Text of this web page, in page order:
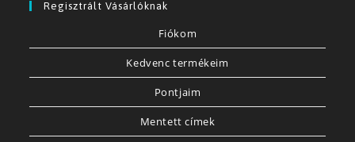
Regisztrált Vásárlóknak
Fiókom
Kedvenc termékeim
Pontjaim
Mentett címek